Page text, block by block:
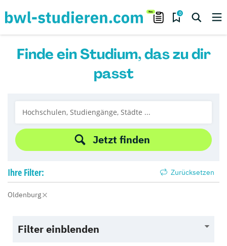
0
Finde ein Studium, das zu dir
passt
Jetzt finden
Ihre Filter: Zurücksetzen
Oldenburg
Filter einblenden